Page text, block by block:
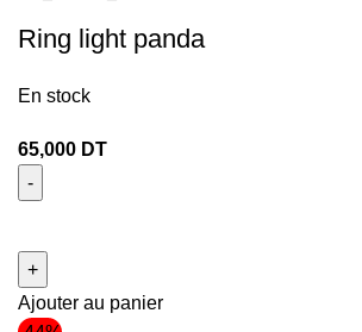
Ring light panda
En stock
65,000 DT
Ajouter au panier